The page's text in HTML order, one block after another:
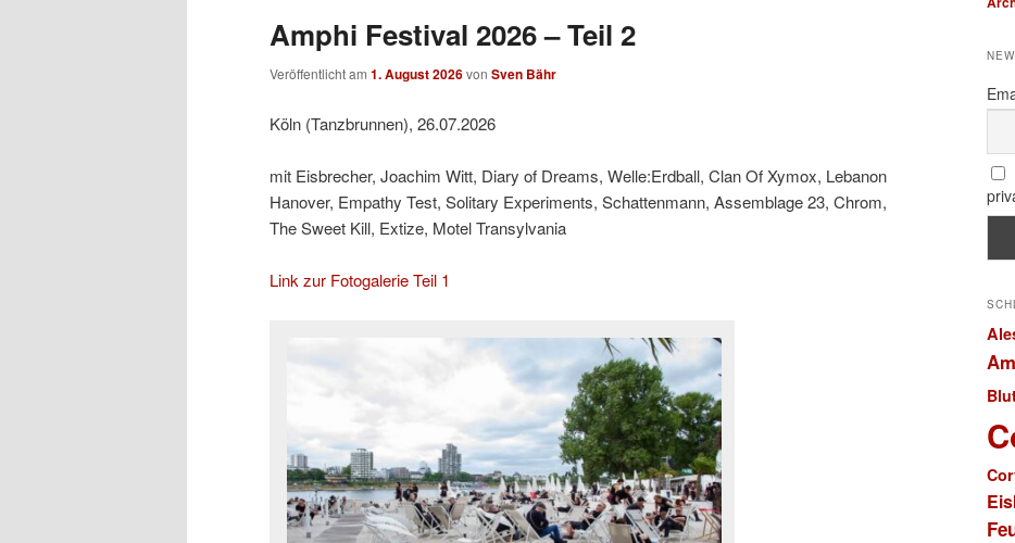
Amphi Festival 2026 – Teil 2
Veröffentlicht am 1. August 2026von Sven Bähr
Köln (Tanzbrunnen), 26.07.2026
mit Eisbrecher, Joachim Witt, Diary of Dreams, Welle:Erdball, Clan Of Xymox, Lebanon
Hanover, Empathy Test, Solitary Experiments, Schattenmann, Assemblage 23, Chrom,
The Sweet Kill, Extize, Motel Transylvania
Link zur Fotogalerie Teil 1